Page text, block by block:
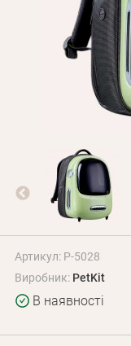
Артикул: P-5028
Виробник: PetKit
В наявності